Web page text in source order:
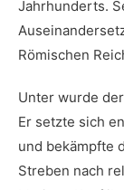
Jahrhunderts.
Römischen
Unter‌ wurde‌
Er setzte ​sich
und⁣ bekämpfte
Streben ⁣nach‍